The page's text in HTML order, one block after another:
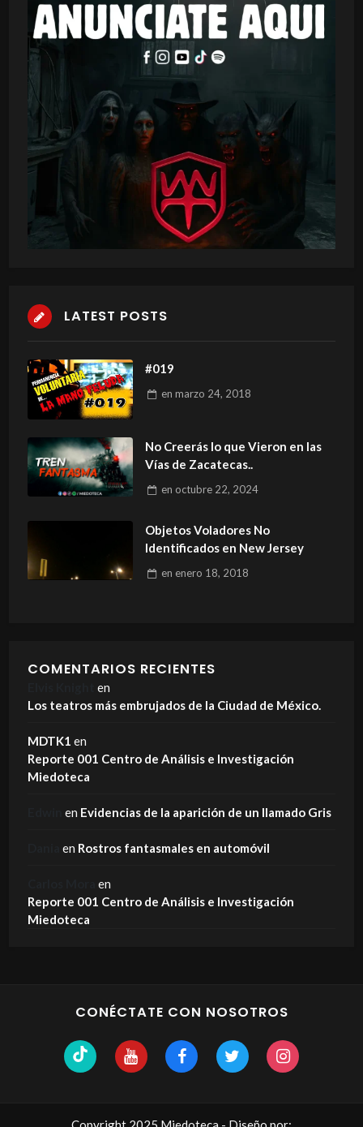
LATEST POSTS
#019
en marzo 24, 2018
No Creerás lo que Vieron en las
Vías de Zacatecas..
en octubre 22, 2024
Objetos Voladores No
Identificados en New Jersey
en enero 18, 2018
COMENTARIOS RECIENTES
en
Los teatros más embrujados de la Ciudad de México.
MDTK1 en
Reporte 001 Centro de Análisis e Investigación
Miedoteca
en Evidencias de la aparición de un llamado Gris
en Rostros fantasmales en automóvil
en
Reporte 001 Centro de Análisis e Investigación
Miedoteca
CONÉCTATE CON NOSOTROS